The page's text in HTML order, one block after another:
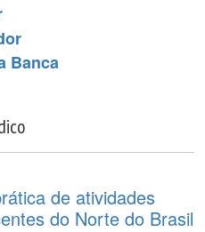
Banca
de atividades
do Norte do Brasil